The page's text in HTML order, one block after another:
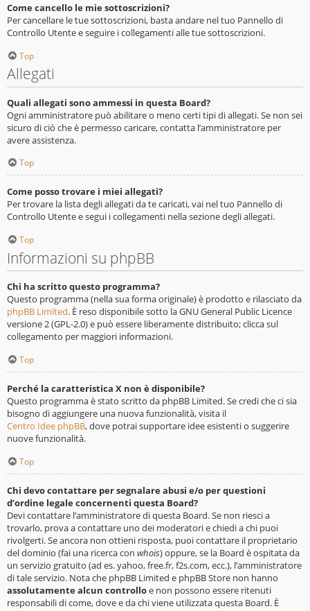
Come cancello le mie sottoscrizioni?
Per cancellare le tue sottoscrizioni, basta andare nel tuo Pannello di
Controllo Utente e seguire i collegamenti alle tue sottoscrizioni.
Top
Allegati
Quali allegati sono ammessi in questa Board?
Ogni amministratore può abilitare o meno certi tipi di allegati. Se non sei
sicuro di ciò che è permesso caricare, contatta l’amministratore per
avere assistenza.
Top
Come posso trovare i miei allegati?
Per trovare la lista degli allegati da te caricati, vai nel tuo Pannello di
Controllo Utente e segui i collegamenti nella sezione degli allegati.
Top
Informazioni su phpBB
Chi ha scritto questo programma?
Questo programma (nella sua forma originale) è prodotto e rilasciato da
phpBB Limited. È reso disponibile sotto la GNU General Public Licence
versione 2 (GPL-2.0) e può essere liberamente distribuito; clicca sul
collegamento per maggiori informazioni.
Top
Perché la caratteristica X non è disponibile?
Questo programma è stato scritto da phpBB Limited. Se credi che ci sia
bisogno di aggiungere una nuova funzionalità, visita il
Centro Idee phpBB, dove potrai supportare idee esistenti o suggerire
nuove funzionalità.
Top
Chi devo contattare per segnalare abusi e/o per questioni
d’ordine legale concernenti questa Board?
Devi contattare l’amministratore di questa Board. Se non riesci a
trovarlo, prova a contattare uno dei moderatori e chiedi a chi puoi
rivolgerti. Se ancora non ottieni risposta, puoi contattare il proprietario
del dominio (fai una ricerca con whois) oppure, se la Board è ospitata da
un servizio gratuito (ad es. yahoo, free.fr, f2s.com, ecc.), l’amministratore
di tale servizio. Nota che phpBB Limited e phpBB Store non hanno
assolutamente alcun controlloe non possono essere ritenuti
responsabili di come, dove e da chi viene utilizzata questa Board. È